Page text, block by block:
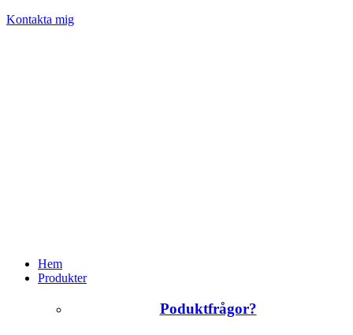
Kontakta mig
Hem
Produkter
Poduktfrågor?